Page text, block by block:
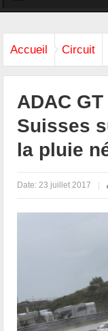
Accueil Circuit
ADAC
Suisses
la pluie
Date: 23 juillet 2017 |